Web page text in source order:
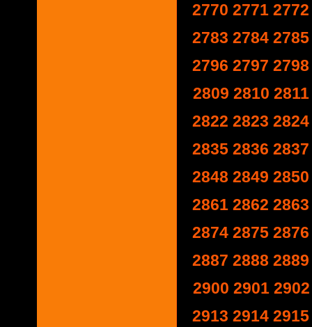
2770 2771 2772
2783 2784 2785
2796 2797 2798
2809 2810 2811
2822 2823 2824
2835 2836 2837
2848 2849 2850
2861 2862 2863
2874 2875 2876
2887 2888 2889
2900 2901 2902
2913 2914 2915